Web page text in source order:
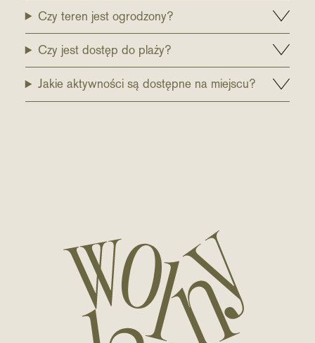
Czy teren jest ogrodzony?
Czy jest dostęp do plaży?
Jakie aktywności są dostępne na miejscu?